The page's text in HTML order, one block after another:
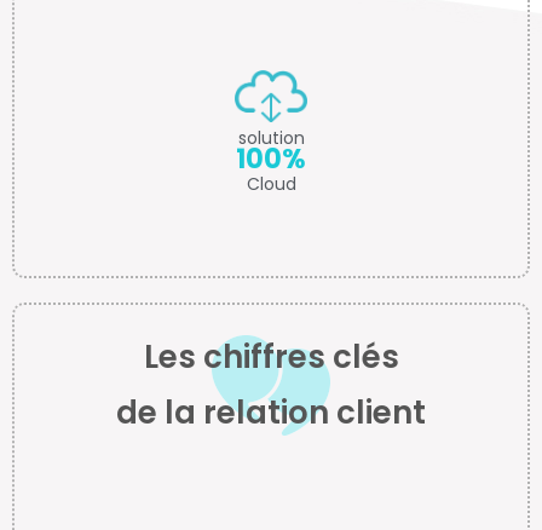
solution
100%
Cloud
Les chiffres clés
de la relation client